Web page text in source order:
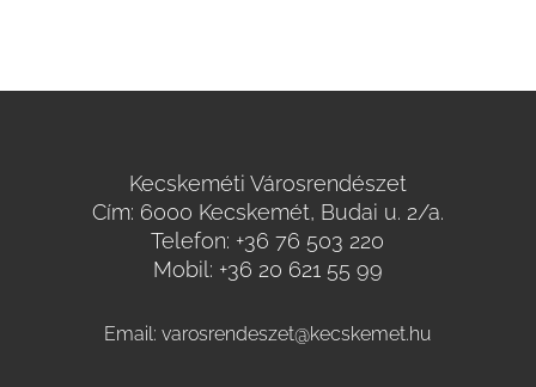
Kecskeméti Városrendészet
Cím: 6000 Kecskemét, Budai u. 2/a.
Telefon: +36 76 503 220
Mobil: +36 20 621 55 99
Email:varosrendeszet@kecskemet.hu